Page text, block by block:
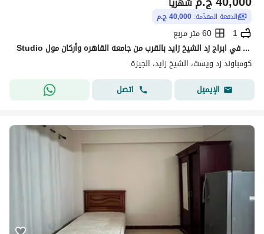
الدفعة المقدّمة: 40,000 ج.م
1
60 متر مربع
Studio مفروش اول سكن فرش راقي في ابراج زد الشيخ زايد بالقرب من جامعه القاهره وأركان مول
كومباوند زد ويست، الشيخ زايد، الجيزة
الإيميل
اتصل